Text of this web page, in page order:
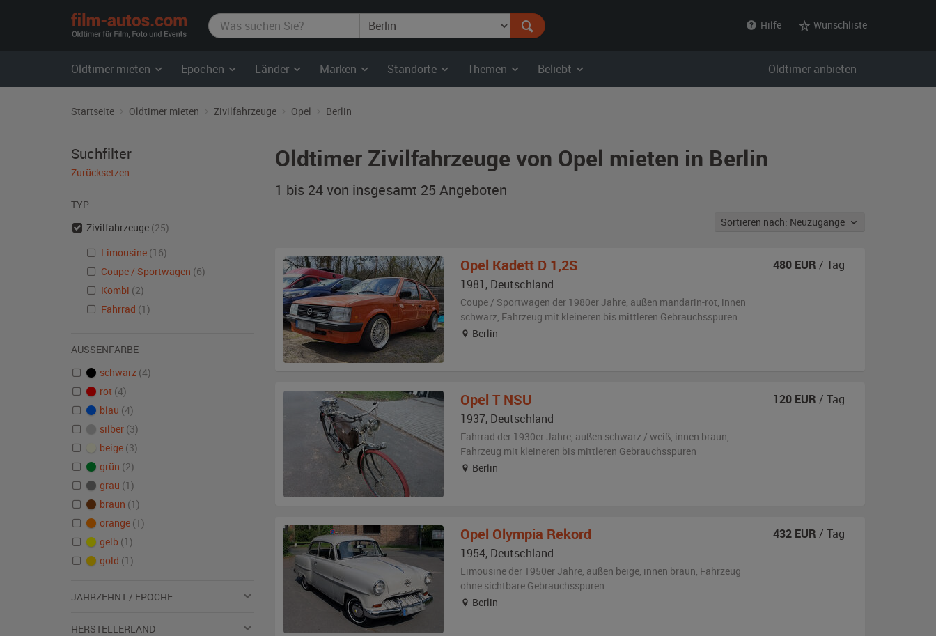
film-
autos.com
Hilfe Wunschliste
Oldtimer mieten Epochen Länder Marken Standorte Themen Beliebt Oldtimer anbieten
Startseite Oldtimer mieten Zivilfahrzeuge Opel Berlin
Oldtimer Zivilfahrzeuge von Opel mieten in Berlin
1 bis 24 von insgesamt 25 Angeboten
Sortieren nach: Neuzugänge
Opel Kadett D 1,2S
1981, Deutschland
Coupe / Sportwagen der 1980er Jahre, außen mandarin-rot, innen
schwarz, Fahrzeug mit kleineren bis mittleren Gebrauchsspuren
Berlin
480 EUR / Tag
Opel T NSU
1937, Deutschland
Fahrrad der 1930er Jahre, außen schwarz / weiß, innen braun,
Fahrzeug mit kleineren bis mittleren Gebrauchsspuren
Berlin
120 EUR / Tag
Opel Olympia Rekord
1954, Deutschland
Limousine der 1950er Jahre, außen beige, innen braun, Fahrzeug
ohne sichtbare Gebrauchsspuren
Berlin
432 EUR / Tag
Suchfilter
Zurücksetzen
TYP
Zivilfahrzeuge (25)
Limousine (16)
Coupe / Sportwagen (6)
Kombi (2)
Fahrrad (1)
AUSSENFARBE
schwarz (4)
rot (4)
blau (4)
silber (3)
beige (3)
grün (2)
grau (1)
braun (1)
orange (1)
gelb (1)
gold (1)
JAHRZEHNT / EPOCHE
HERSTELLERLAND